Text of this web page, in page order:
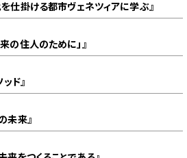
仕掛ける都市ヴェネツィアに学ぶ』
来の住人のために」』
ド』
未来』